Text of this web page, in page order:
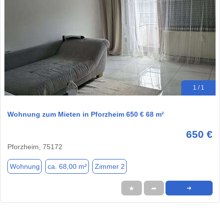
1 / 1
Wohnung zum Mieten in Pforzheim 650 € 68 m²
650 €
Pforzheim, 75172
Wohnung ca. 68,00 m² Zimmer 2
★ ➦ ➜